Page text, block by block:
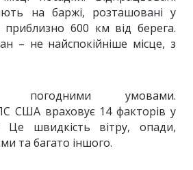
на баржі, розташовані у
приблизно 600 км від берега.
– не найспокійніше місце, з
погодними умовами.
США враховує 14 факторів у
Це швидкість вітру, опади,
та багато іншого.